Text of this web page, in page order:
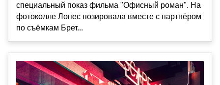
специальный показ фильма "Офисный роман". На
фотоколле Лопес позировала вместе с партнёром
по съёмкам Брет...